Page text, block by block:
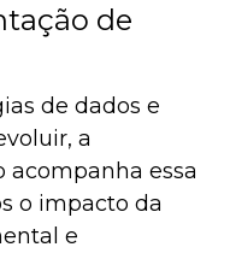
de
de dados e
a
acompanha essa
o impacto da
e